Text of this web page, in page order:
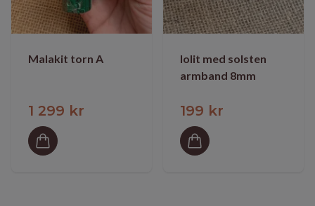
Malakit torn A
1 299 kr
Iolit med solsten
armband 8mm
199 kr